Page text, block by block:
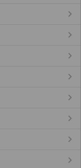
keyboard_arrow_right
keyboard_arrow_right
keyboard_arrow_right
keyboard_arrow_right
keyboard_arrow_right
keyboard_arrow_right
keyboard_arrow_right
keyboard_arrow_right